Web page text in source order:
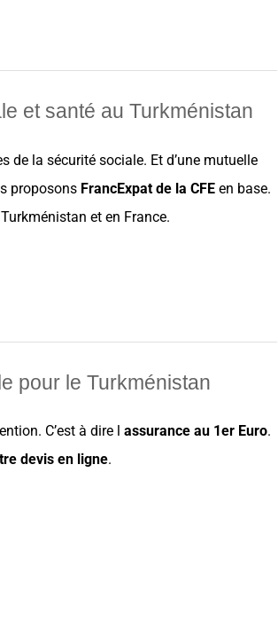
et santé au Turkménistan
de la sécurité sociale. Et d’une mutuelle
proposons FrancExpat de la CFE en base.
Turkménistan et en France.
pour le Turkménistan
. C’est à dire l assurance au 1er Euro.
devis en ligne.